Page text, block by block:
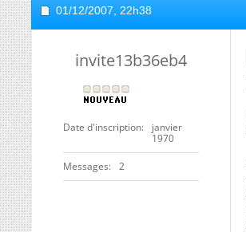
01/12/2007, 22h38
invite13b36eb4
Date d'inscription
janvier
1970
Messages 2